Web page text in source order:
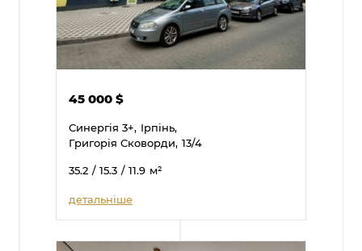
45 000$
Синергія 3+, Ірпінь,
Григорія Сковорди, 13/4
35.2 / 15.3 / 11.9 м²
детальніше